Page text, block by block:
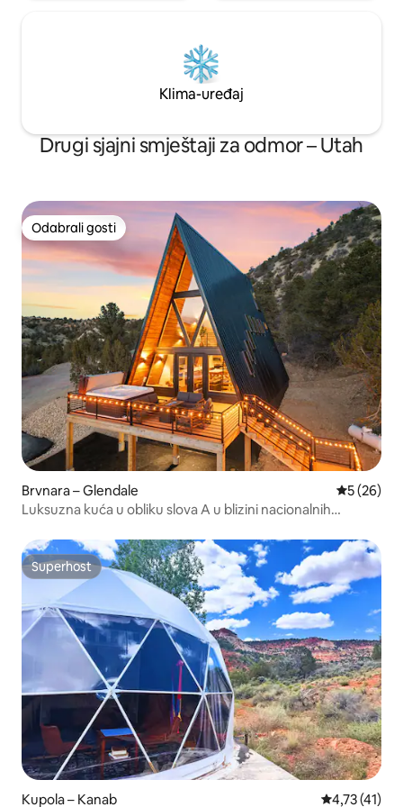
Klima-uređaj
Drugi sjajni smještaji za odmor – Utah
Odabrali gosti
Odabrali gosti
Brvnara – Glendale Prosječna
5 (26)
Luksuzna kuća u obliku slova A u blizini nacionalnih
Superhost
Superhost
Kupola – Kanab Prosječna
4,73 (41)